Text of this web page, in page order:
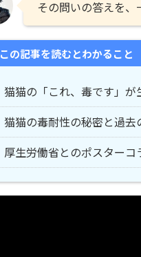
その問いの答えを、
この記事を読むとわかること
猫猫の「これ、毒です」
猫猫の毒耐性の秘密と過
厚生労働省とのポスター